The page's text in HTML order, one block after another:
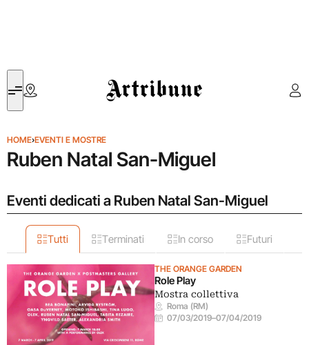
Artribune
HOME›EVENTI E MOSTRE
Ruben Natal San-Miguel
Eventi dedicati a Ruben Natal San-Miguel
Tutti Terminati In corso Futuri
THE ORANGE GARDEN
Role Play
Mostra collettiva
Roma (RM)
07/03/2019–07/04/2019